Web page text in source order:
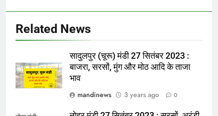
Related News
सादुलपुर (चूरू) मंडी 27 सितंबर 2023 :
बाजरा, सरसों, मुंग और मोठ आदि के ताजा
भाव
mandinews
3 years ago 0